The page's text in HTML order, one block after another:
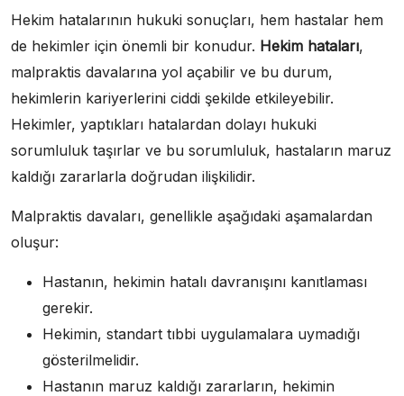
Hekim hatalarının hukuki sonuçları, hem hastalar hem
de hekimler için önemli bir konudur. Hekim hataları,
malpraktis davalarına yol açabilir ve bu durum,
hekimlerin kariyerlerini ciddi şekilde etkileyebilir.
Hekimler, yaptıkları hatalardan dolayı hukuki
sorumluluk taşırlar ve bu sorumluluk, hastaların maruz
kaldığı zararlarla doğrudan ilişkilidir.
Malpraktis davaları, genellikle aşağıdaki aşamalardan
oluşur:
Hastanın, hekimin hatalı davranışını kanıtlaması
gerekir.
Hekimin, standart tıbbi uygulamalara uymadığı
gösterilmelidir.
Hastanın maruz kaldığı zararların, hekimin